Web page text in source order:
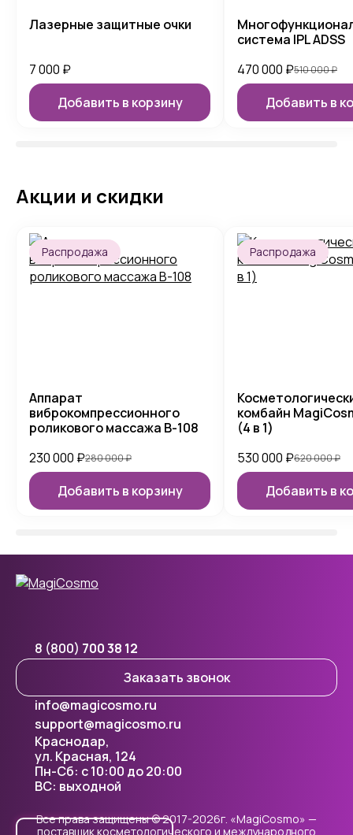
Лазерные защитные очки
7 000 ₽
Добавить в корзину
система IPL ADSS
470 000 ₽510 000₽
Добавить в
Акции и скидки
Распродажа
Аппарат
виброкомпрессионного
роликового массажа B-108
230 000 ₽280 000₽
Добавить в корзину
Распродажа
комбайн
(4 в 1)
530 000 ₽620 000₽
Добавить в
8 (800) 700 38 12
Заказать звонок
Краснодар,
ул. Красная, 124
info@magicosmo.ru
support@magicosmo.ru
Пн-Сб: с 10:00 до 20:00
ВС: выходной
Все права защищены © 2017-2026г. «MagiCosmo» —
поставщик косметологического и международного